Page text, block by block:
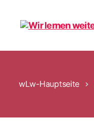
wLw-Hauptseite